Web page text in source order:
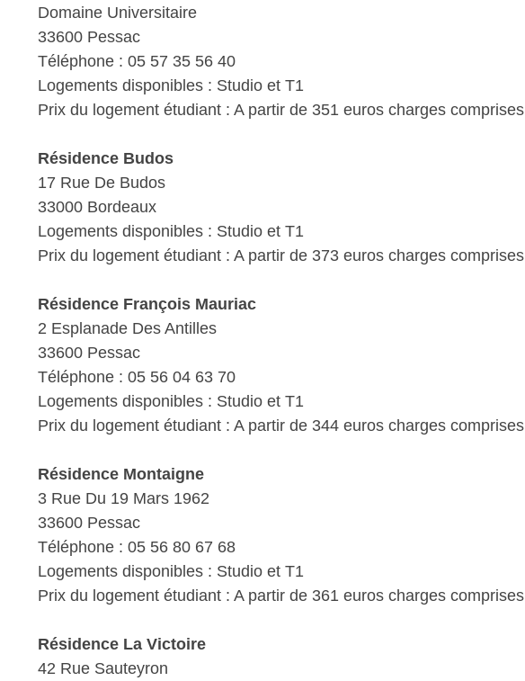
Domaine Universitaire
33600 Pessac
Téléphone : 05 57 35 56 40
Logements disponibles : Studio et T1
Prix du logement étudiant : A partir de 351 euros charges comprises
Résidence Budos
17 Rue De Budos
33000 Bordeaux
Logements disponibles : Studio et T1
Prix du logement étudiant : A partir de 373 euros charges comprises
Résidence François Mauriac
2 Esplanade Des Antilles
33600 Pessac
Téléphone : 05 56 04 63 70
Logements disponibles : Studio et T1
Prix du logement étudiant : A partir de 344 euros charges comprises
Résidence Montaigne
3 Rue Du 19 Mars 1962
33600 Pessac
Téléphone : 05 56 80 67 68
Logements disponibles : Studio et T1
Prix du logement étudiant : A partir de 361 euros charges comprises
Résidence La Victoire
42 Rue Sauteyron